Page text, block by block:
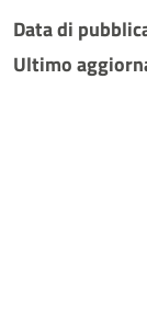
Data di
Ultimo